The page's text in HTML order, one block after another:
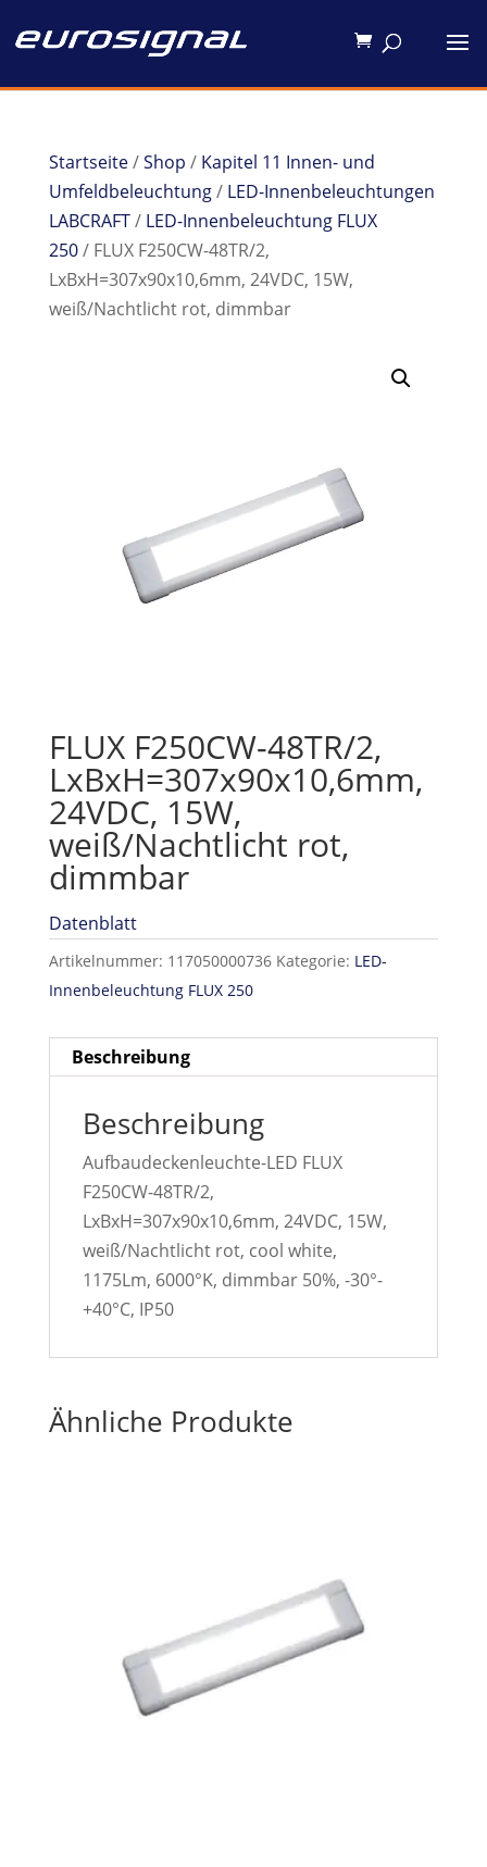
Startseite/Shop / Kapitel 11 Innen- und
Umfeldbeleuchtung/ LED-Innenbeleuchtungen
LABCRAFT/ LED-Innenbeleuchtung FLUX
250/ FLUX F250CW-48TR/2,
LxBxH=307x90x10,6mm, 24VDC, 15W,
weiß/Nachtlicht rot, dimmbar
FLUX F250CW-48TR/2,
LxBxH=307x90x10,6mm,
24VDC, 15W,
weiß/Nachtlicht rot,
dimmbar
Datenblatt
Artikelnummer: 117050000736 Kategorie: LED-
Innenbeleuchtung FLUX 250
Beschreibung
Beschreibung
Aufbaudeckenleuchte-LED FLUX
F250CW-48TR/2,
LxBxH=307x90x10,6mm, 24VDC, 15W,
weiß/Nachtlicht rot, cool white,
1175Lm, 6000°K, dimmbar 50%, -30°-
+40°C, IP50
Ähnliche Produkte